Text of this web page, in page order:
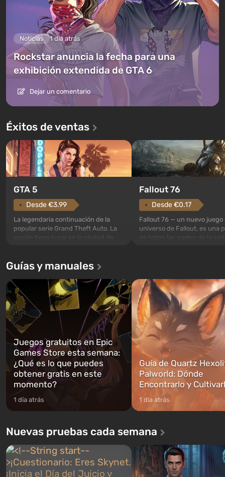
Noticias 1 día atrás
Rockstar anuncia la fecha para una
exhibición extendida de GTA 6
Dejar un comentario
Éxitos de ventas
GTA 5
Desde €3.99
La legendaria continuación de la
popular serie Grand Theft Auto. La
acción tiene lugar en la ciudad de
primera vez, el juego contará la
historia de tres personajes: Michael,
Trevor y Franklin, entre los cuales
podrás cambi...
Fallout 76
Desde €0.17
Fallout 76 — un nuevo juego
universo de Fallout, es una
de todas las partes de la
abrirse primero después de
caigan las bombas n...
Guías y manuales
Juegos gratuitos en Epic
Games Store esta semana:
¿Qué es lo que puedes
obtener gratis en este
momento?
1 día atrás
Guía de Quartz
Palworld: Dónde
Encontrarlo y
1 día atrás
Nuevas pruebas cada semana